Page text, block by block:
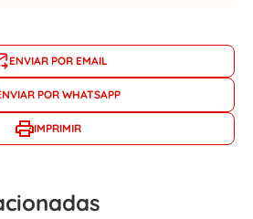
ENVIAR POR EMAIL
POR WHATSAPP
IMPRIMIR